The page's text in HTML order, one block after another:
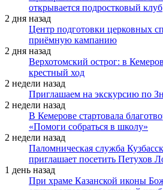
открывается подростковый клуб
2 дня назад
Центр подготовки церковных
приёмную кампанию
2 дня назад
Верхотомский острог: в
крестный ход
2 недели назад
Приглашаем на экскурсию по
2 недели назад
В Кемерове стартовала
«Помоги собраться в школу»
2 недели назад
Паломническая служба
приглашает посетить Петухов
1 день назад
При храме Казанской иконы